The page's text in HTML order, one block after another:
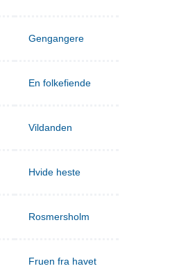
Gengangere
En folkefiende
Vildanden
Hvide heste
Rosmersholm
Fruen fra havet